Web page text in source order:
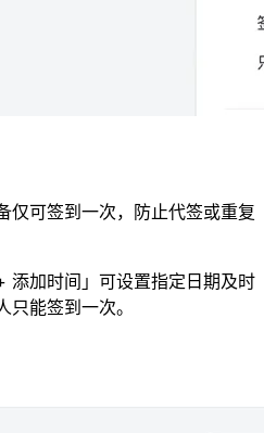
仅可签到一次，防止代签或重复
添加时间」可设置指定日期及时
能签到一次。